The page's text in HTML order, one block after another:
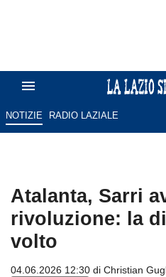
NOTIZIE RADIO LAZIALE
Atalanta, Sarri
rivoluzione: la
volto
04.06.2026 12:30 di Christian